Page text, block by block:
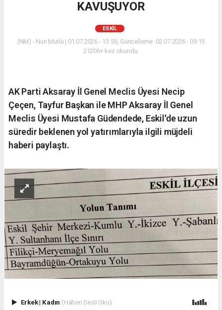
KAVUŞUYOR
ESKİL
(NM) - Nuri Mutlu | 01.07.2026 - 13:56, Güncelleme: 02.07.2026 - 09:15
21206+ kez okundu.
AK Parti Aksaray İl Genel Meclis Üyesi Necip
Çeçen, Tayfur Başkan ile MHP Aksaray İl Genel
Meclis Üyesi Mustafa Güdendede, Eskil'de uzun
süredir beklenen yol yatırımlarıyla ilgili müjdeli
haberi paylaştı.
Erkek| Kadın (Haberi Sesli Oku)